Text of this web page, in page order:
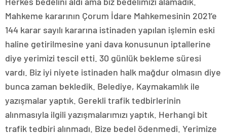
Mahkeme kararının Çorum İdare Mahkemesinin 2021’e
144 karar sayılı kararına istinaden yapılan işlemin eski
haline getirilmesine yani dava konusunun iptallerine
diye yerimizi tescil etti. 30 günlük bekleme süresi
vardı. Biz iyi niyete istinaden halk mağdur olmasın diye
bunca zaman bekledik. Belediye, Kaymakamlık ile
yazışmalar yaptık. Gerekli trafik tedbirlerinin
alınmasıyla ilgili yazışmalarımızı yaptık. Herhangi bit
trafik tedbiri alınmadı. Bize bedel ödenmedi. Yerimize